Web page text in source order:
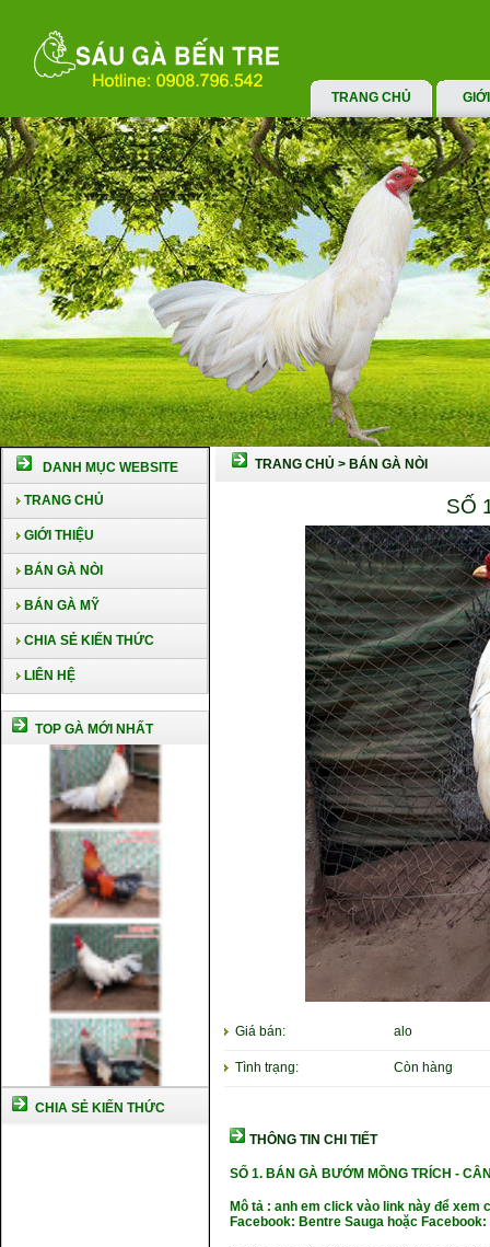
TRANG CHỦ
DANH MỤC WEBSITE
TRANG CHỦ
GIỚI THIỆU
BÁN GÀ NÒI
BÁN GÀ MỸ
CHIA SẺ KIẾN THỨC
LIÊN HỆ
TOP GÀ MỚI NHẤT
CHIA SẺ KIẾN THỨC
TRANG CHỦ > BÁN GÀ NÒI
SỐ
Giá bán: alo
Tình trạng: Còn hàng
THÔNG TIN CHI TIẾT
SỐ 1. BÁN GÀ BƯỚM MỒNG TRÍCH -
Mô tả : anh em click vào link này để
Facebook: Bentre Sauga hoặc Facebook: